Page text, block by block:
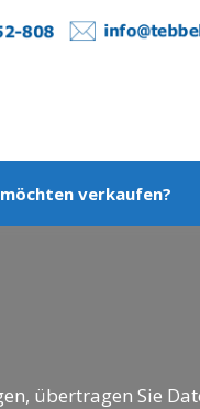
verkaufen?
übertragen Sie